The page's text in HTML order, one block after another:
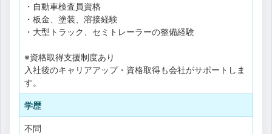
・自動車検査員資格
・板金、塗装、溶接経験
・大型トラック、セミトレーラーの整備経験
※資格取得支援制度あり
入社後のキャリアアップ・資格取得も会社がサポートしま
す。
学歴
不問